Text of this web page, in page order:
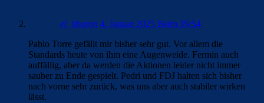
el_tiburon 4. Januar 2025 Beim 19:54
Pablo Torre gefällt mir bisher sehr gut. Vor allem die
Standards heute von ihm eine Augenweide. Fermin auch
auffällig, aber da werden die Aktionen leider nicht immer
sauber zu Ende gespielt. Pedri und FDJ halten sich bisher
nach vorne sehr zurück, was uns aber auch stabiler wirken
lässt.